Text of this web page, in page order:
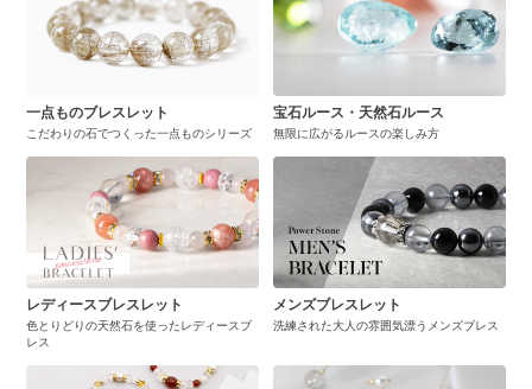
一点ものブレスレット
こだわりの石でつくった一点ものシリーズ
宝石ルース・天然石ルース
無限に広がるルースの楽しみ方
レディースブレスレット
色とりどりの天然石を使ったレディースブ
レス
メンズブレスレット
洗練された大人の雰囲気漂うメンズブレス